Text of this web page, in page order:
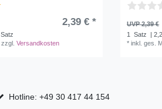
2,39 € *
zzgl.Versandkosten
UVP 2,39 €
1 Satz
|
*inkl. ges.
Hotline: +49 30 417 44 154